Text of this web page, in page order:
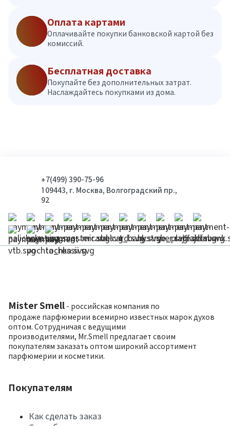
Оплата картами
Оплачивайте покупки банковской картой без
комиссий.
Бесплатная доставка
Покупайте без дополнительных затрат.
Наслаждайтесь покупками из дома.
+7(499) 390-75-96
109443, г. Москва, Волгоградский пр.,
92
Mister Smell - российская компания по
продаже парфюмерии всемирно известных марок духов
оптом. Сотрудничая с ведущими
производителями, Mr.Smell предлагает своим
покупателям заказать оптом широкий ассортимент
парфюмерии и косметики.
Покупателям
Как сделать заказ